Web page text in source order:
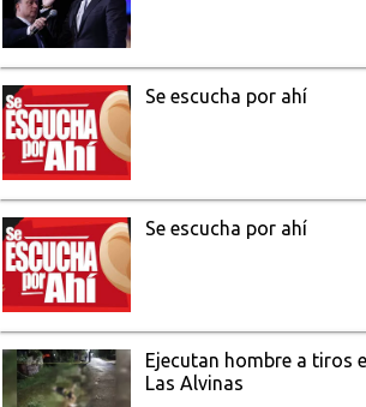
Se escucha por ahí
Se escucha por ahí
Ejecutan hombre a tiros
Las Alvinas